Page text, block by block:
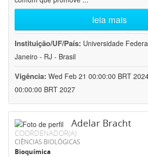
leia mais
Instituição/UF/País: Universidade
Janeiro - RJ - Brasil
Vigência: Wed Feb 21 00:00:00 BRT
00:00:00 BRT 2027
Adelar Bracht
COORDENADOR(A)
CIÊNCIAS BIOLÓGICAS
Bioquímica